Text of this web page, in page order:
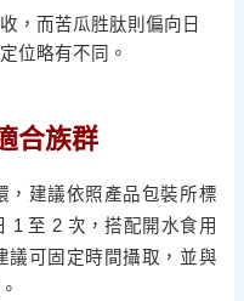
，而苦瓜胜肽則偏向日
位略有不同。
合族群
，建議依照產品包裝所標
1 至 2 次，搭配開水食用
議可固定時間攝取，並與